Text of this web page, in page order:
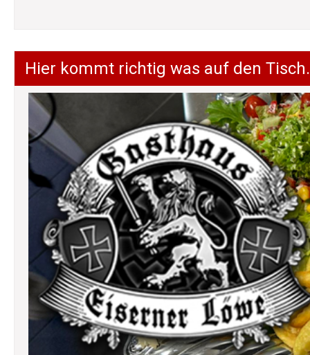
Hier kommt richtig was auf den Tisch.